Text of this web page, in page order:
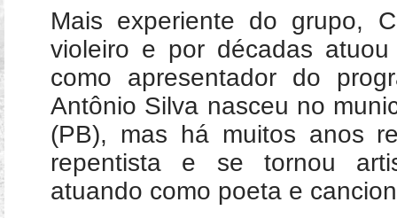
Mais experiente do grupo,
violeiro e por décadas
como apresentador do
Antônio Silva nasceu no
(PB), mas há muitos anos
repentista e se tornou
atuando como poeta e